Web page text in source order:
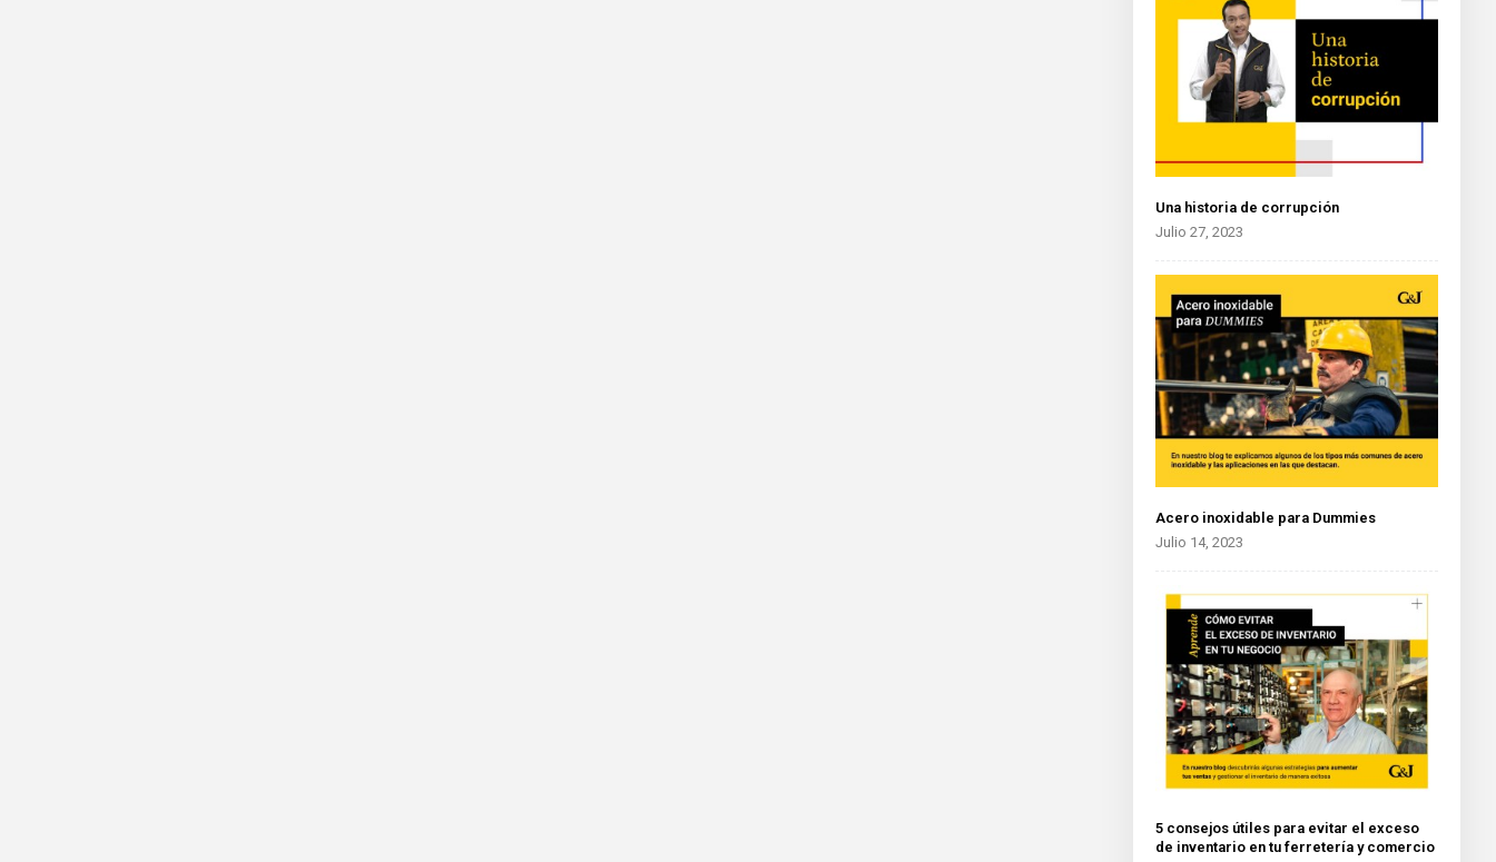
Una historia de corrupción
Julio 27, 2023
Acero inoxidable para Dummies
Julio 14, 2023
5 consejos útiles para evitar el exceso
de inventario en tu ferretería y comercio